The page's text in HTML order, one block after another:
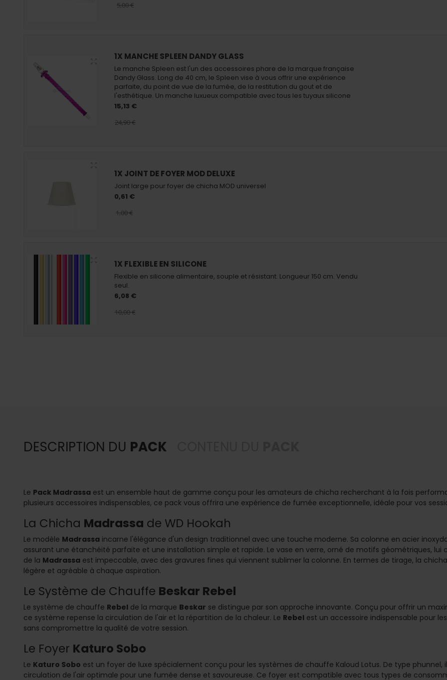
5,00 €
1X MANCHE SPLEEN DANDY GLASS
Le manche Spleen est l'un des accessoires phare de la marque française
Dandy Glass. Long de 40 cm, le Spleen vise à vous offrir une expérience
parfaite, du point de vue de la fumée, de la restitution du gout et de
l'esthétique. Un manche luxueux compatible avec tous les tuyaux silicone
15,13 €
24,90 €
1X JOINT DE FOYER MOD DELUXE
Joint large pour foyer de chicha MOD universel
0,61 €
1,00 €
1X FLEXIBLE EN SILICONE
Flexible en silicone alimentaire, souple et résistant. Longueur 150 cm. Vendu
seul.
6,08 €
10,00 €
DESCRIPTION DU PACK
Le Pack Madrassa est un ensemble haut de gamme conçu pour les amateurs de chicha recherchant à la fois
plusieurs accessoires indispensables, ce pack vous offrira une expérience de fumée exceptionnelle, idéale pour vos
La Chicha Madrassa de WD Hookah
Le modèle Madrassa incarne l'élégance d'un design traditionnel avec une touche moderne. Sa colonne en acier
assurant une étanchéité parfaite et une installation simple et rapide. Le vase en verre, orné de motifs géométriques,
de la Madrassa est impeccable, avec des gravures fines qui viennent sublimer la colonne. En termes de tirage, la
légère et agréable à chaque aspiration.
Le Système de Chauffe Beskar Rebel
Le système de chauffe Rebel de la marque Beskar se distingue par son approche innovante. Conçu pour offrir un
ce système repense la circulation de l'air et la répartition de la chaleur. Le Rebel est un accessoire indispensable pour
sans compromettre la qualité de votre session.
Le Foyer Katuro Sobo
Le Katuro Sobo est un foyer de luxe spécialement conçu pour les systèmes de chauffe Kaloud Lotus. De type phunnel,
circulation de l'air optimale pour une fumée dense et savoureuse. Ce foyer est compatible avec tous types de